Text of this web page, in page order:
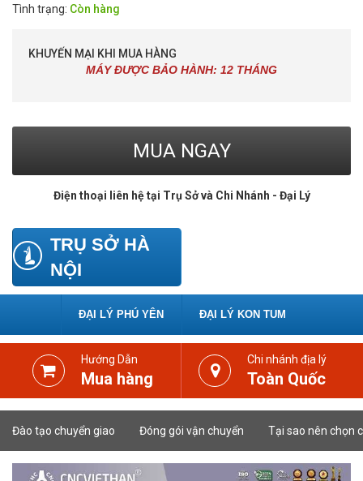
Tình trạng: Còn hàng
KHUYẾN MẠI KHI MUA HÀNG
MÁY ĐƯỢC BẢO HÀNH: 12 THÁNG
MUA NGAY
Điện thoại liên hệ tại Trụ Sở và Chi Nhánh - Đại Lý
TRỤ SỞ HÀ
NỘI
ĐẠI LÝ PHÚ YÊN ĐẠI LÝ KON TUM
Hướng Dẫn
Mua hàng
Chi nhánh địa lý
Toàn Quốc
Đào tạo chuyển giao Đóng gói vận chuyển Tại sao nên chọn